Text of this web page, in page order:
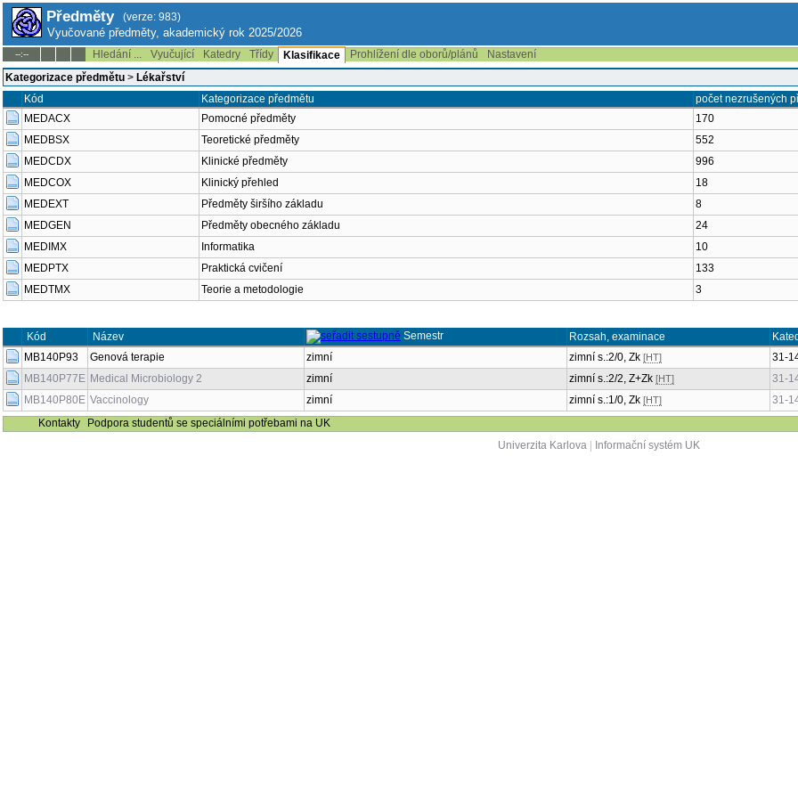
Předměty (verze: 983)
Vyučované předměty, akademický rok 2025/2026
--:-- Hledání ... Vyučující Katedry Třídy Klasifikace Prohlížení dle oborů/plánů
Nastavení
Kategorizace předmětu > Lékařství
Kód
Kategorizace předmětu
počet nezrušených
MEDACX
Pomocné předměty
170
MEDBSX
Teoretické předměty
552
MEDCDX
Klinické předměty
996
MEDCOX
Klinický přehled
18
MEDEXT
Předměty širšího základu
8
MEDGEN
Předměty obecného základu
24
MEDIMX
Informatika
10
MEDPTX
Praktická cvičení
133
MEDTMX
Teorie a metodologie 3
Kód Název Semestr Rozsah, examinace
MB140P93
Genová terapie zimní zimní s.:2/0, Zk [HT] 31-
MB140P77E Medical Microbiology 2 zimní zimní s.:2/2, Z+Zk [HT] 31-
MB140P80E Vaccinology zimní zimní s.:1/0, Zk [HT] 31-
Kontakty
Podpora studentů se speciálními potřebami na UK
Univerzita Karlova| Informační systém UK